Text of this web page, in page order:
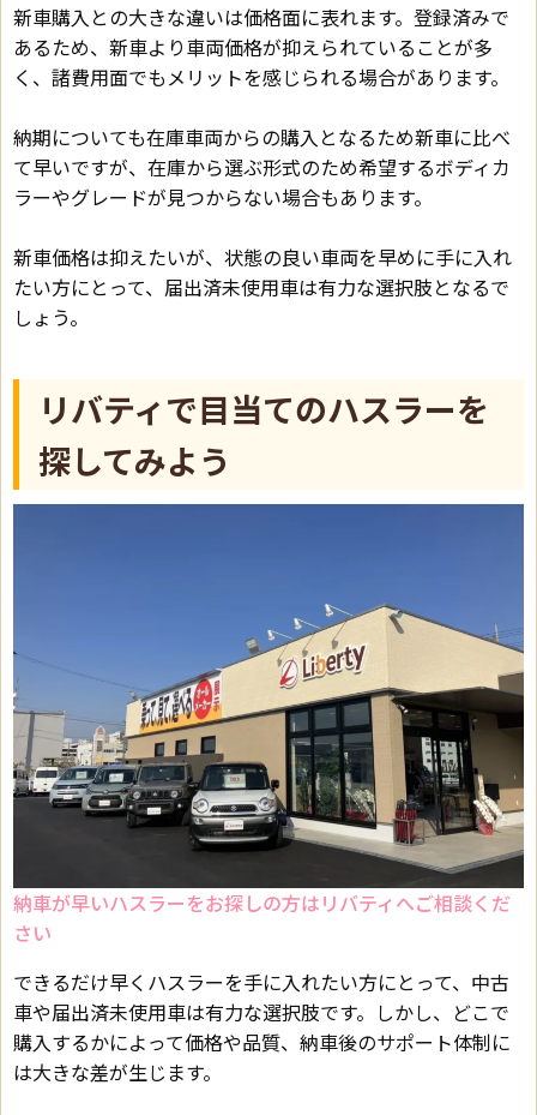
新車購入との大きな違いは価格面に表れます。登録済みで
あるため、新車より車両価格が抑えられていることが多
く、諸費用面でもメリットを感じられる場合があります。
納期についても在庫車両からの購入となるため新車に比べ
て早いですが、在庫から選ぶ形式のため希望するボディカ
ラーやグレードが見つからない場合もあります。
新車価格は抑えたいが、状態の良い車両を早めに手に入れ
たい方にとって、届出済未使用車は有力な選択肢となるで
しょう。
リバティで目当てのハスラーを
探してみよう
納車が早いハスラーをお探しの方はリバティへご相談くだ
さい
できるだけ早くハスラーを手に入れたい方にとって、中古
車や届出済未使用車は有力な選択肢です。しかし、どこで
購入するかによって価格や品質、納車後のサポート体制に
は大きな差が生じます。